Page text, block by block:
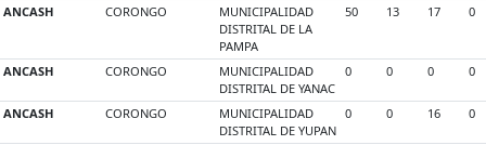
ANCASH CORONGO
MUNICIPALIDAD
DISTRITAL DE LA
PAMPA
50 13 17 0
ANCASH CORONGO
MUNICIPALIDAD
DISTRITAL DE YANAC
0 0 0 0
ANCASH CORONGO
MUNICIPALIDAD
DISTRITAL DE YUPAN
0 0 16 0